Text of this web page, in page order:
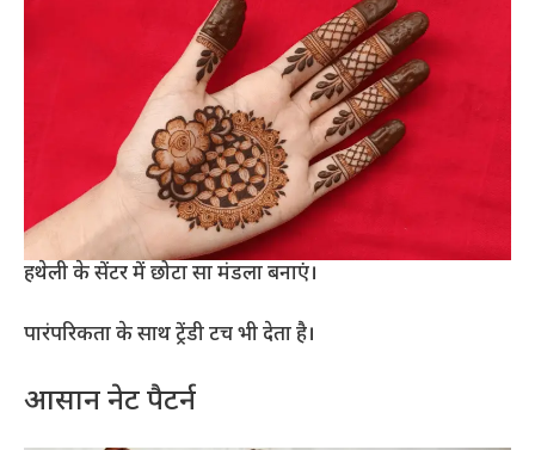
हथेली के सेंटर में छोटा सा मंडला बनाएं।
पारंपरिकता के साथ ट्रेंडी टच भी देता है।
आसान नेट पैटर्न